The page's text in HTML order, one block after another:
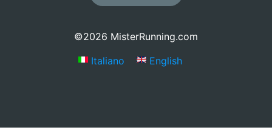
©2026 MisterRunning.com
Italiano
English